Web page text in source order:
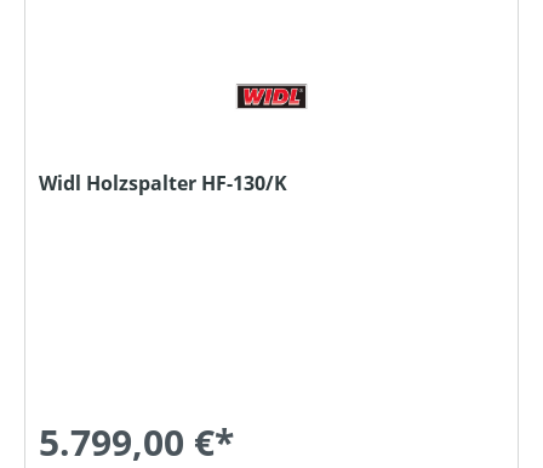
Widl Holzspalter HF-130/K
5.799,00 €*